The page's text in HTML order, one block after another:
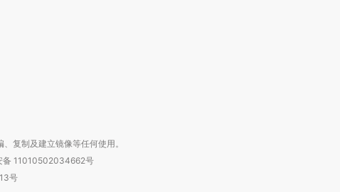
走进第四届链博
复制及建立镜像等任何使用。
备 11010502034662号
号